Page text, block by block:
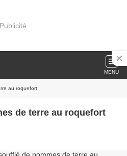
Publicité
MENU
au roquefort
de terre au roquefort